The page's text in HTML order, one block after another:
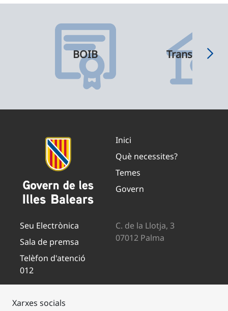
BOIB
Inici
Què necessites?
Temes
Govern
Seu Electrònica
Sala de premsa
Telèfon d'atenció
012
C. de la Llotja, 3
07012 Palma
Xarxes socials